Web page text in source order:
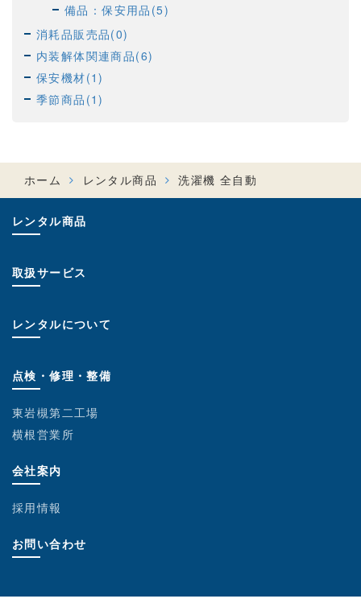
備品：保安用品(5)
消耗品販売品(0)
内装解体関連商品(6)
保安機材(1)
季節商品(1)
ホーム レンタル商品 洗濯機 全自動
レンタル商品
取扱サービス
レンタルについて
点検・修理・整備
東岩槻第二工場
横根営業所
会社案内
採用情報
お問い合わせ